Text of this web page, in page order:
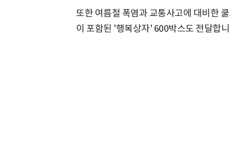
또한 여름철 폭염과 교통사고에 대비한
이 포함된 '행복상자' 600박스도 전달합